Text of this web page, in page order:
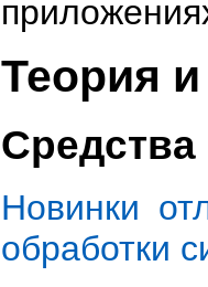
Теория
Средства
Новинки
обработки